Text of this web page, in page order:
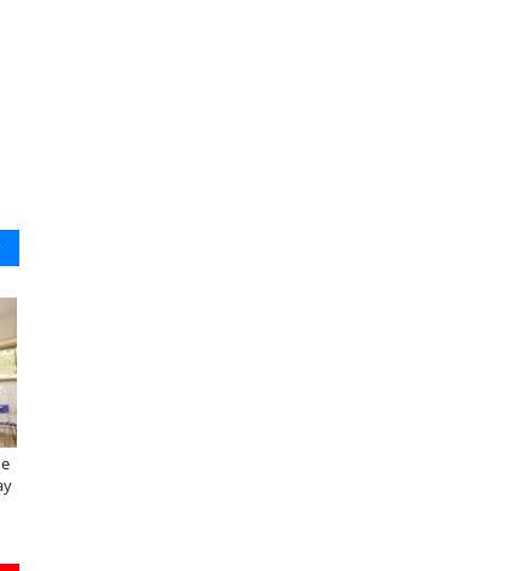
¿Qué buscan hoy las familias en la
tecnología para el hogar?